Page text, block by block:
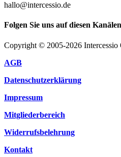
hallo@intercessio.de
Folgen Sie uns auf diesen
Copyright © 2005-2026 Intercessio
AGB
Datenschutzerklärung
Impressum
Mitgliederbereich
Widerrufsbelehrung
Kontakt